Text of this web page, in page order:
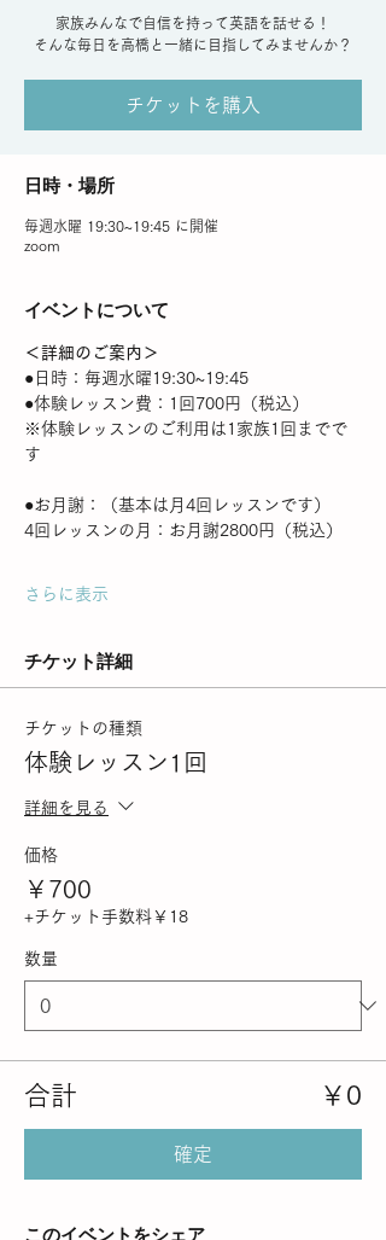
家族みんなで自信を持って英語を話せる！
そんな毎日を高橋と一緒に目指してみませんか？
チケットを購入
日時・場所
毎週水曜 19:30~19:45 に開催
zoom
イベントについて
＜詳細のご案内＞
●日時：毎週水曜19:30~19:45
●体験レッスン費：1回700円（税込）
※体験レッスンのご利用は1家族1回までで
す
●お月謝：（基本は月4回レッスンです）
4回レッスンの月：お月謝2800円（税込）
さらに表示
チケット詳細
チケットの種類
体験レッスン1回
詳細を見る
価格
￥700
+チケット手数料￥18
数量
合計 ￥0
確定
このイベントをシェア